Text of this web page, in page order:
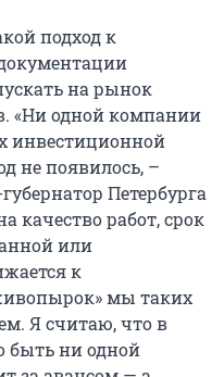
подход к
на рынок
«Ни одной компании
инвестиционной
не появилось, –
Петербурга
качество работ, срок
или
к
мы таких
Я считаю, что в
быть ни одной